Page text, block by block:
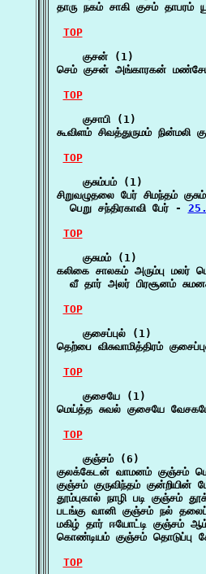
தாரு நகம் சாகி குசம் தாபரம்
TOP
    குசன் (1)
செம் குசன் அங்காரகன்
TOP
    குசாபி (1)
கூவிளம் சிவத்துருமம் நின்மலி
TOP
    குசும்பம் (1)
சிறுவழுதலை பேர் சிமந்தம்
  பெறு சந்திரகாவி பேர் -
TOP
    குசுமம் (1)
கலிகை சாலகம் அரும்பு மலர்
வீ தார் அலர் பிரசூனம்
TOP
    குசைப்புல் (1)
தெற்பை விசுவாமித்திரம்
TOP
    குசையே (1)
மெய்த்த சுவல் குசையே
TOP
    குஞ்சம் (6)
குலக்கேடன் வாமனம் குஞ்சம்
குஞ்சம் குருவிந்தம்
தூம்புகால் நாழி படி குஞ்சம்
படங்கு வானி குஞ்சம் நல்
மகிழ் தார் ஈயோட்டி குஞ்சம்
கொண்டியம் குஞ்சம் தொடுப்பு
TOP